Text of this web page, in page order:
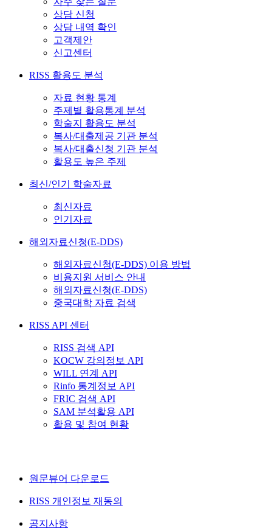
상담 신청
상담 내역 확인
고객제안
신고센터
RISS 활용도 분석
자료 현황 통계
주제별 활용통계 분석
학술지 활용도 분석
복사/대출제공 기관 분석
복사/대출신청 기관 분석
활용도 높은 주제
최신/인기 학술자료
최신자료
인기자료
해외자료신청(E-DDS)
해외자료신청(E-DDS) 이용 방법
비용지원 서비스 안내
해외자료신청(E-DDS)
중국대학 자료 검색
RISS API 센터
RISS 검색 API
KOCW 강의정보 API
WILL 연계 API
Rinfo 통계정보 API
FRIC 검색 API
SAM 분석활용 API
활용 및 참여 현황
원문뷰어 다운로드
RISS 개인정보 재동의
공지사항